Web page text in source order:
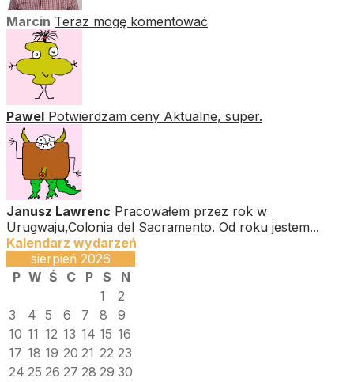
Marcin Teraz mogę komentować
Pawel Potwierdzam ceny Aktualne, super.
Janusz Lawrenc Pracowałem przez rok w
Urugwaju,Colonia del Sacramento. Od roku jestem...
Kalendarz wydarzeń
sierpień 2026
P W Ś C P S
N
1
2
3
4 5 6 7 8
9
10 11 12 13 14 15 16
17 18 19 20 21 22 23
24 25 26 27 28 29 30